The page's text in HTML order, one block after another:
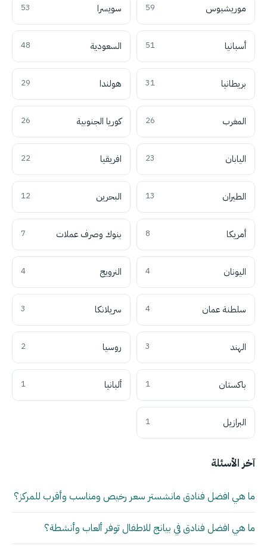
موريشيوس 59 سويسرا 53
أسبانيا 51 السعودية 48
بريطانيا 31 هولندا 29
المغرب 26 كوريا الجنوبية 26
اليابان 23 افريقيا 22
الطيران 13 البحرين 12
أمريكا 8 بنوك وصرف عملات 7
اليونان 4 النرويج 4
سلطنة عمان 4 سريلانكا 3
الهند 3 روسيا 2
باكستان 1 ألبانيا 1
البرازيل 1
آخر الأسئلة
ما هي افضل فنادق مانشستر سعر رخيص ومناسب وأقرب للمركز؟
ما هي افضل فنادق في بيانج للاطفال توفر ألعاب وأنشطة؟